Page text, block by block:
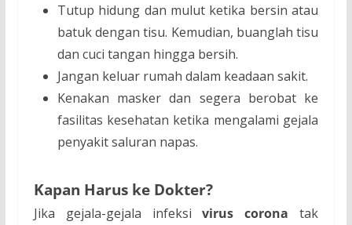
Tutup hidung dan mulut ketika bersin atau
batuk dengan tisu. Kemudian, buanglah tisu
dan cuci tangan hingga bersih.
Jangan keluar rumah dalam keadaan sakit.
Kenakan masker dan segera berobat ke
fasilitas kesehatan ketika mengalami gejala
penyakit saluran napas.
Kapan Harus ke Dokter?
Jika gejala-gejala infeksivirus corona tak